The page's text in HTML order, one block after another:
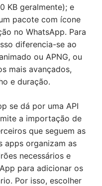
KB geralmente); e
pacote com ícone
no WhatsApp. Para
diferencia-se ao
ou APNG, ou
mais avançados,
e duração.
se dá por uma API
a importação de
que seguem as
apps organizam as
necessários e
para adicionar os
Por isso, escolher